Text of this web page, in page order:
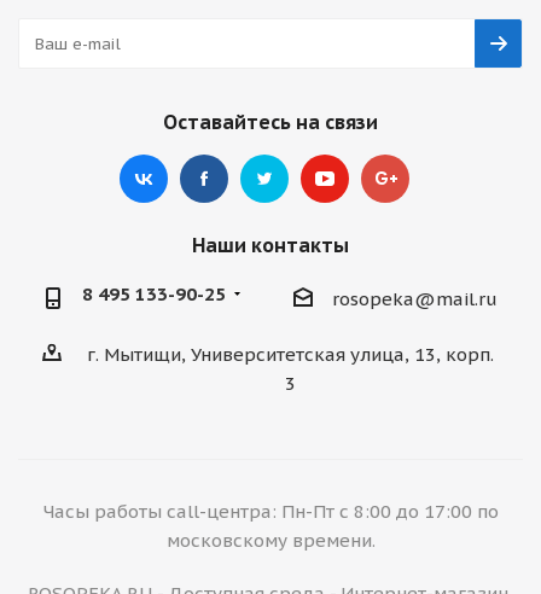
Оставайтесь на связи
Наши контакты
8 495 133-90-25 rosopeka@mail.ru
г. Мытищи, Университетская улица, 13, корп.
3
Часы работы call-центра: Пн-Пт с 8:00 до 17:00 по
московскому времени.